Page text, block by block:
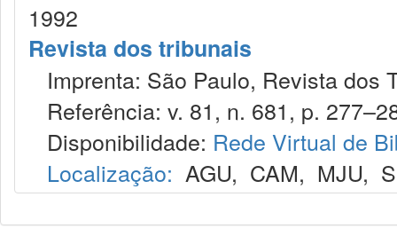
1992
Revista dos tribunais
Imprenta: São Paulo, Revista dos
Referência: v. 81, n. 681, p.
Disponibilidade: Rede Virtual de
Localização: AGU, CAM, MJU,